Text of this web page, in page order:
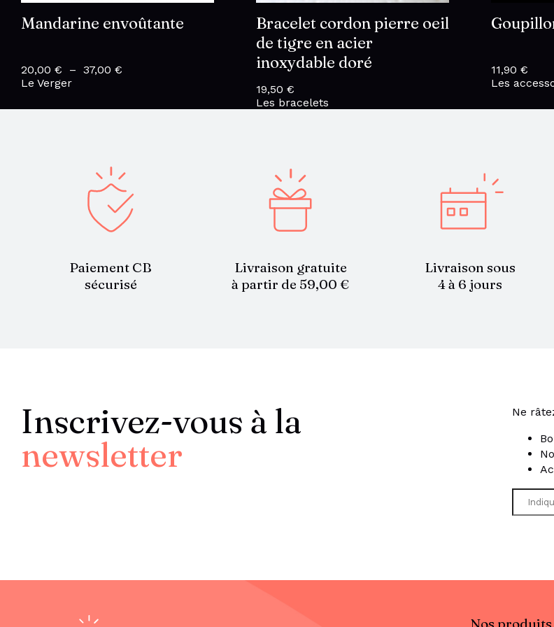
Mandarine envoûtante
20,00 € – 37,00 €
20,00 €
Le Verger
Bracelet cordon pierre oeil
de tigre en acier
inoxydable doré
19,50 €
Les bracelets
11,90 €
Les
Paiement CB
sécurisé
Livraison gratuite
à partir de 59,00 €
Livraison sous
4 à 6 jours
Inscrivez-vous à la
newsletter
Ne
Nos produits